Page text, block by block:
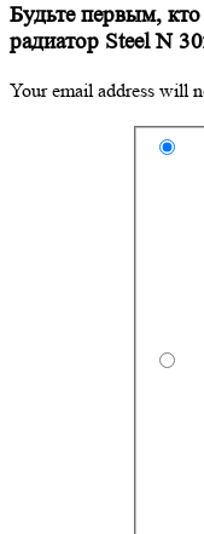
Будьте первым,
радиатор Steel N
Your email address will